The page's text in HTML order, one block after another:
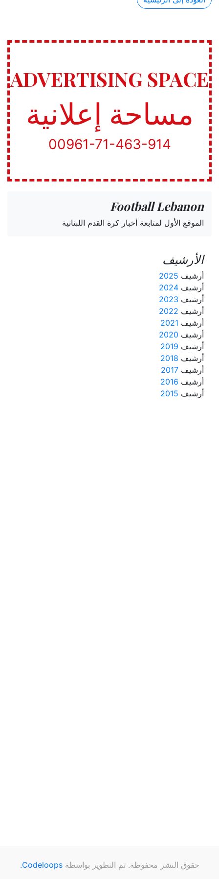
ADVERTISING SPACE
مساحة إعلانية
00961-71-463-914
Football Lebanon
الموقع الأول لمتابعة أخبار كرة القدم اللبنانية
الأرشيف
أرشيف 2025
أرشيف 2024
أرشيف 2023
أرشيف 2022
أرشيف 2021
أرشيف 2020
أرشيف 2019
أرشيف 2018
أرشيف 2017
أرشيف 2016
أرشيف 2015
حقوق النشر محفوظة. تم التطوير بواسطةCodeloops.